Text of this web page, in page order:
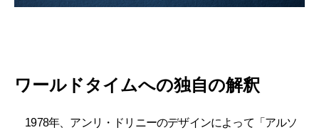
ワールドタイムへの独自の解釈
1978年、アンリ・ドリニーのデザインによって「アルソ